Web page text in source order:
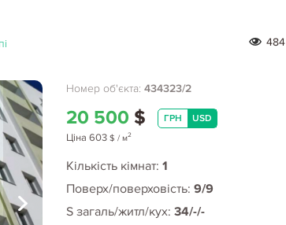
484
Номер об'єкта: 434323/2
20 500 $ ГРН USD
Ціна 603 $ / м2
Кількість кімнат: 1
Поверх/поверховість: 9/9
S загаль/житл/кух: 34/-/-